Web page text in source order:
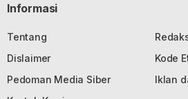
Informasi
Tentang
Dislaimer
Kode
Pedoman Media Siber
Iklan